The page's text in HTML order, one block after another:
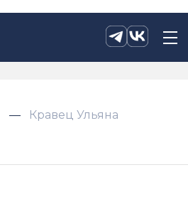
Кравец Ульяна